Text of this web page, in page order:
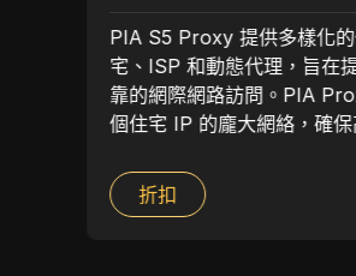
PIA S5 Proxy 提供多樣化
宅、ISP 和動態代理，旨在
靠的網際網路訪問。PIA
個住宅 IP 的龐大網絡，確
蟲、市場研究和訪問地理限
HTTP(S) 和 Socks5 協定，
折扣